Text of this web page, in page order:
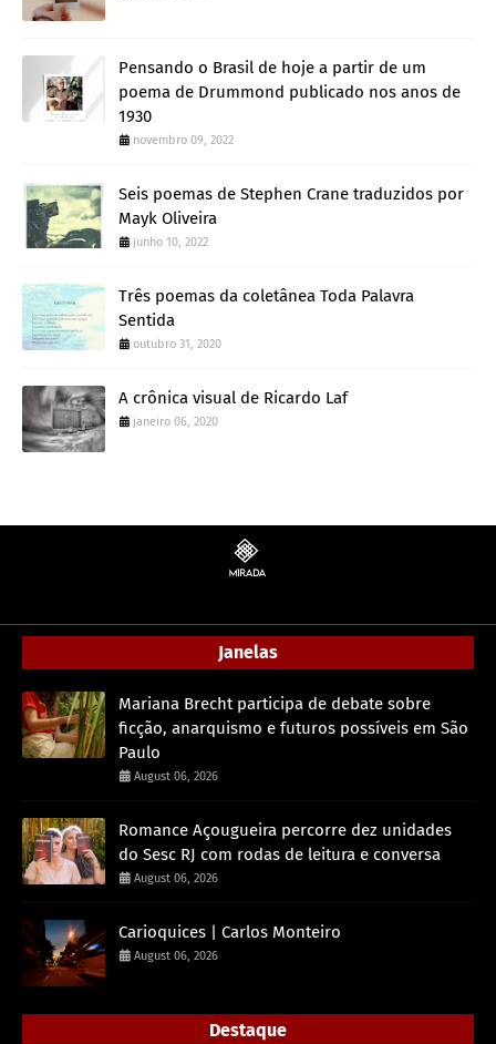
Pensando o Brasil de hoje a partir de um
poema de Drummond publicado nos anos de
1930
novembro 09, 2022
Seis poemas de Stephen Crane traduzidos por
Mayk Oliveira
junho 10, 2022
Três poemas da coletânea Toda Palavra
Sentida
outubro 31, 2020
A crônica visual de Ricardo Laf
janeiro 06, 2020
Janelas
Mariana Brecht participa de debate sobre
ficção, anarquismo e futuros possíveis em São
Paulo
August 06, 2026
Romance Açougueira percorre dez unidades
do Sesc RJ com rodas de leitura e conversa
August 06, 2026
Carioquices | Carlos Monteiro
August 06, 2026
Destaque